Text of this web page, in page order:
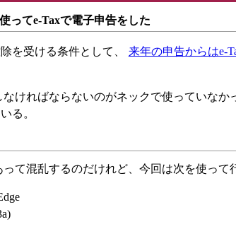
ってe-Taxで電子申告をした
を受ける条件として、 来年の申告からはe-
ければならないのがネックで使っていな
る。
て混乱するのだけれど、今回は次を使って